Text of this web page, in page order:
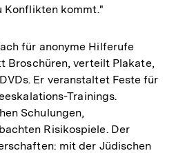
Konflikten kommt."
für anonyme Hilferufe
Broschüren, verteilt Plakate,
Er veranstaltet Feste für
Trainings.
Schulungen,
Risikospiele. Der
mit der Jüdischen